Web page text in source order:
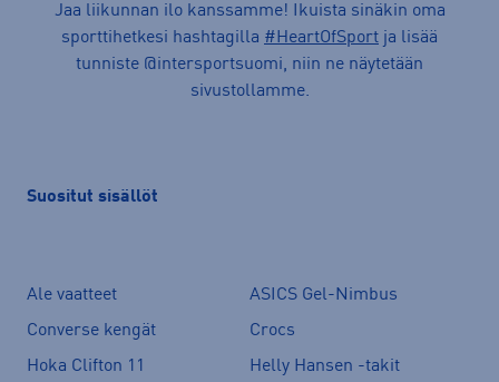
Jaa liikunnan ilo kanssamme! Ikuista sinäkin oma
sporttihetkesi hashtagilla #HeartOfSport ja lisää
tunniste @intersportsuomi, niin ne näytetään
sivustollamme.
Suositut sisällöt
Ale vaatteet
ASICS Gel-Nimbus
Converse kengät
Crocs
Hoka Clifton 11
Helly Hansen -takit